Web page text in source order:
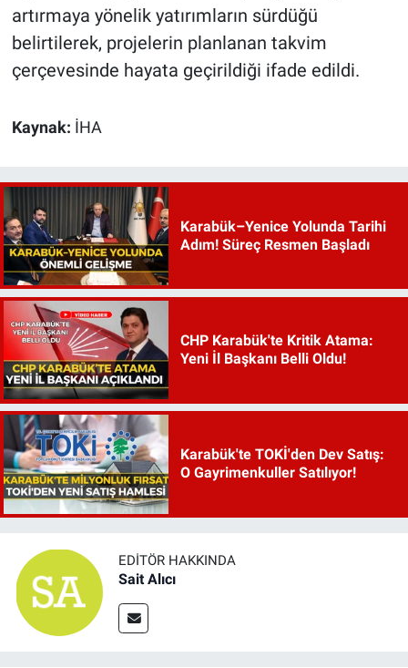
artırmaya yönelik yatırımların sürdüğü
belirtilerek, projelerin planlanan takvim
çerçevesinde hayata geçirildiği ifade edildi.
Kaynak: İHA
Karabük–Yenice Yolunda Tarihi
Adım! Süreç Resmen Başladı
CHP Karabük'te Kritik Atama:
Yeni İl Başkanı Belli Oldu!
Karabük'te TOKİ'den Dev Satış:
O Gayrimenkuller Satılıyor!
EDITÖR HAKKINDA
Sait Alıcı